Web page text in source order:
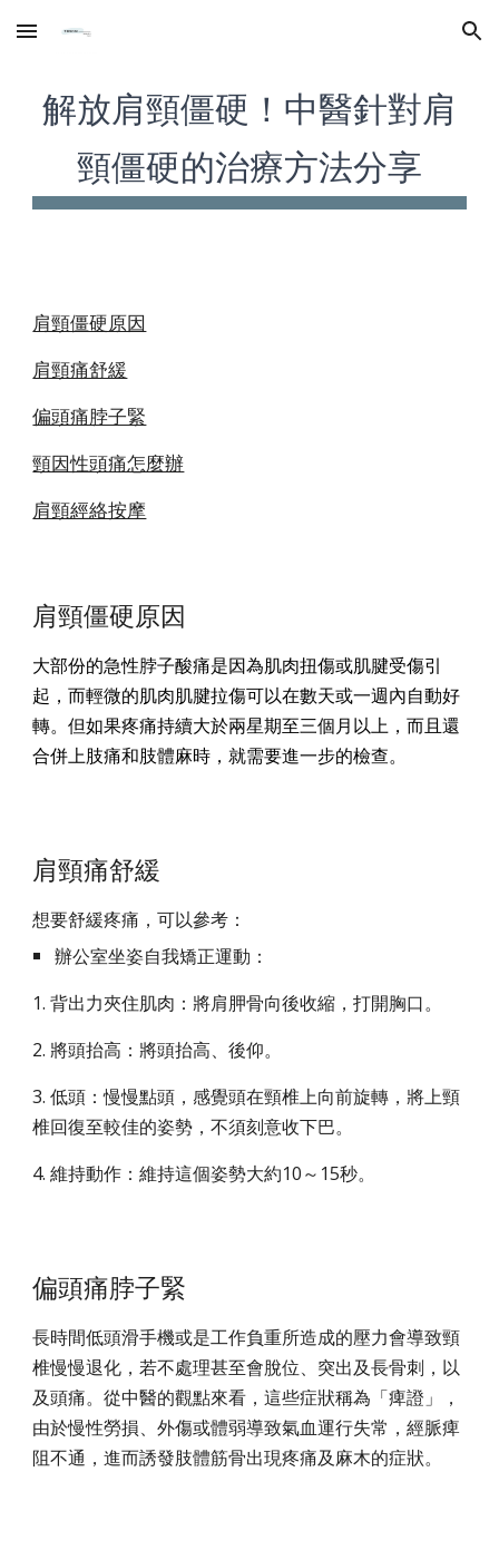
Skip to main content Skip to navigation
解放肩頸僵硬！中醫針對肩
頸僵硬的治療方法分享
肩頸僵硬原因
肩頸痛舒緩
偏頭痛脖子緊
頸因性頭痛怎麼辦
肩頸經絡按摩
肩頸僵硬原因
大部份的急性脖子酸痛是因為肌肉扭傷或肌腱受傷引
起，而輕微的肌肉肌腱拉傷可以在數天或一週內自動好
轉。但如果疼痛持續大於兩星期至三個月以上，而且還
合併上肢痛和肢體麻時，就需要進一步的檢查。
肩頸痛舒緩
想要舒緩疼痛，可以參考：
辦公室坐姿自我矯正運動：
1. 背出力夾住肌肉：將肩胛骨向後收縮，打開胸口。
2. 將頭抬高：將頭抬高、後仰。
3. 低頭：慢慢點頭，感覺頭在頸椎上向前旋轉，將上頸
椎回復至較佳的姿勢，不須刻意收下巴。
4. 維持動作：維持這個姿勢大約10～15秒。
偏頭痛脖子緊
長時間低頭滑手機或是工作負重所造成的壓力會導致頸
椎慢慢退化，若不處理甚至會脫位、突出及長骨刺，以
及頭痛。從中醫的觀點來看，這些症狀稱為「痺證」，
由於慢性勞損、外傷或體弱導致氣血運行失常，經脈痺
阻不通，進而誘發肢體筋骨出現疼痛及麻木的症狀。